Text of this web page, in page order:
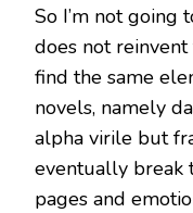
So I’m not going
does not
find the same
novels, namely
alpha virile but
eventually break
pages and